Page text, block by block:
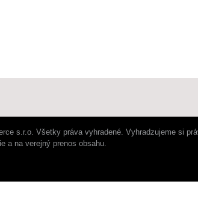
s.r.o. Všetky práva vyhradené. Vyhradzujeme si
a na verejný prenos obsahu.